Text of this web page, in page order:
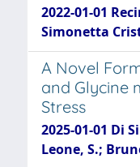
2022-01-01
Simonetta
A Novel
and Glycine
Stress
2025-01-01 Di
Leone, S.;